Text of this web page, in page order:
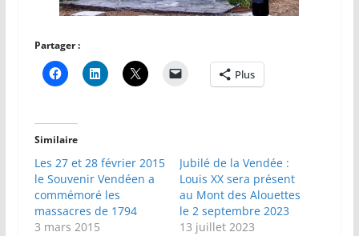
Partager :
Plus
Similaire
Les 27 et 28 février 2015
le Souvenir Vendéen a
commémoré les
massacres de 1794
3 mars 2015
Jubilé de la Vendée :
Louis XX sera présent
au Mont des Alouettes
le 2 septembre 2023
13 juillet 2023